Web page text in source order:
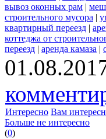
вывоз оконных рам |
строительного мусора |
квартирный переезд |
коттеджа от
переезд | аренда камаза |
Интересно Вам
Больше не интересно
(0)